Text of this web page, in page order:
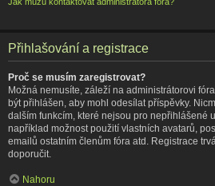
Přihlašování a registrace
Proč se musím zaregistrovat?
Možná nemusíte, záleží na administrátorovi
být přihlášen, aby mohl odesílat příspěvky.
dalším funkcím, které nejsou pro nepřihlášené
například možnost použití vlastních avatarů,
emailů ostatním členům fóra atd. Registrace
doporučit.
Nahoru